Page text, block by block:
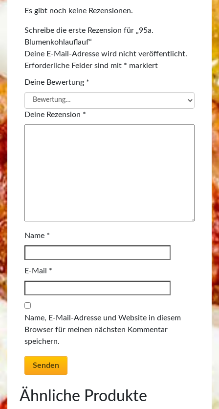
Es gibt noch keine Rezensionen.
Schreibe die erste Rezension für „95a.
Blumenkohlauflauf“
Deine E-Mail-Adresse wird nicht veröffentlicht.
Erforderliche Felder sind mit * markiert
Deine Bewertung *
Deine Rezension *
Name *
E-Mail *
Name, E-Mail-Adresse und Website in diesem
Browser für meinen nächsten Kommentar
speichern.
Ähnliche Produkte